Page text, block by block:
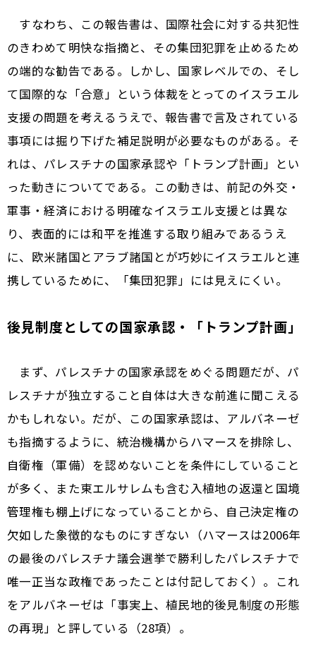
すなわち、この報告書は、国際社会に対する共犯性
のきわめて明快な指摘と、その集団犯罪を止めるため
の端的な勧告である。しかし、国家レベルでの、そし
て国際的な「合意」という体裁をとってのイスラエル
支援の問題を考えるうえで、報告書で言及されている
事項には掘り下げた補足説明が必要なものがある。そ
れは、パレスチナの国家承認や「トランプ計画」とい
った動きについてである。この動きは、前記の外交・
軍事・経済における明確なイスラエル支援とは異な
り、表面的には和平を推進する取り組みであるうえ
に、欧米諸国とアラブ諸国とが巧妙にイスラエルと連
携しているために、「集団犯罪」には見えにくい。
後見制度としての国家承認・「トランプ計画」
まず、パレスチナの国家承認をめぐる問題だが、パ
レスチナが独立すること自体は大きな前進に聞こえる
かもしれない。だが、この国家承認は、アルバネーゼ
も指摘するように、統治機構からハマースを排除し、
自衛権（軍備）を認めないことを条件にしていること
が多く、また東エルサレムも含む入植地の返還と国境
管理権も棚上げになっていることから、自己決定権の
欠如した象徴的なものにすぎない（ハマースは2006年
の最後のパレスチナ議会選挙で勝利したパレスチナで
唯一正当な政権であったことは付記しておく）。これ
をアルバネーゼは「事実上、植民地的後見制度の形態
の再現」と評している（28項）。